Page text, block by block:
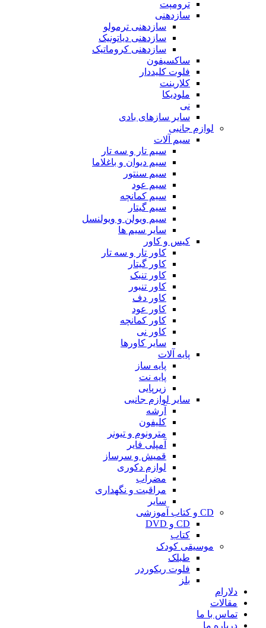
ترومپت
سازدهنی
سازدهنی ترمولو
سازدهنی دیاتونیک
سازدهنی کروماتیک
ساکسیفون
فلوت کلیددار
کلارینت
ملودیکا
نی
سایر سازهای بادی
لوازم جانبی
سیم آلات
سیم تار و سه تار
سیم دیوان و باغلاما
سیم سنتور
سیم عود
سیم کمانچه
سیم گیتار
سیم ویولن و ویولنسل
سایر سیم ها
کیس و کاور
کاور تار و سه تار
کاور گیتار
کاور تنبک
کاور تنبور
کاور دف
کاور عود
کاور کمانچه
کاور نی
سایر کاورها
پایه آلات
پایه ساز
پایه نت
زیرپایی
سایر لوازم جانبی
آرشه
کلیفون
مترونوم و تیونر
آمپلی فایر
قمیش و سرساز
لوازم دکوری
مضراب
مراقبت و نگهداری
سایر
CD و کتاب آموزشی
CD و DVD
کتاب
موسیقی کودک
طبلک
فلوت ریکوردر
بلز
دلارام
مقالات
تماس با ما
درباره ما